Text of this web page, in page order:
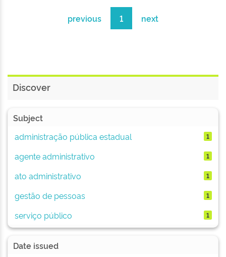
previous 1 next
Discover
Subject
administração pública estadual
1
agente administrativo 1
ato administrativo 1
gestão de pessoas 1
serviço público 1
Date issued